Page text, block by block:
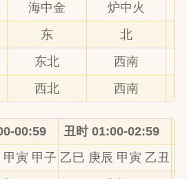
海中金 炉中火
东
北
东北
西南
西北 西南
00:59 丑时 01:00-02:59
甲寅 甲子 乙巳 庚辰 甲寅 乙丑